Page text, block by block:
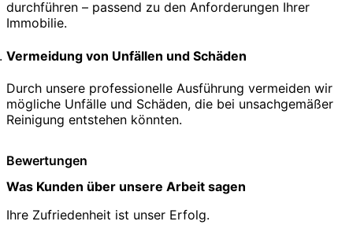
durchführen – passend zu den Anforderungen Ihrer
Immobilie.
Vermeidung von Unfällen und Schäden
Durch unsere professionelle Ausführung vermeiden wir
mögliche Unfälle und Schäden, die bei unsachgemäßer
Reinigung entstehen könnten.
Bewertungen
Was Kunden über unsere Arbeit sagen
Ihre Zufriedenheit ist unser Erfolg.